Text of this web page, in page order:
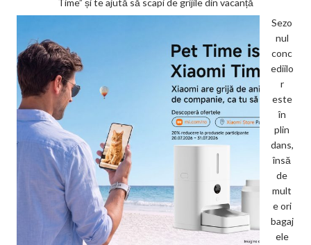
Time” și te ajută să scapi de grijile din vacanță
Sezo
nul
conc
ediilo
r
este
în
plin
dans,
însă
de
mult
e ori
bagaj
ele